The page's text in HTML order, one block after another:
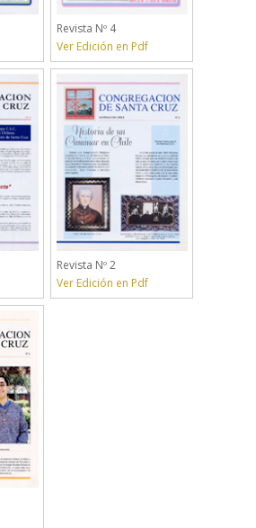
Revista Nº 4
Ver Edición en Pdf
Revista Nº 2
Ver Edición en Pdf